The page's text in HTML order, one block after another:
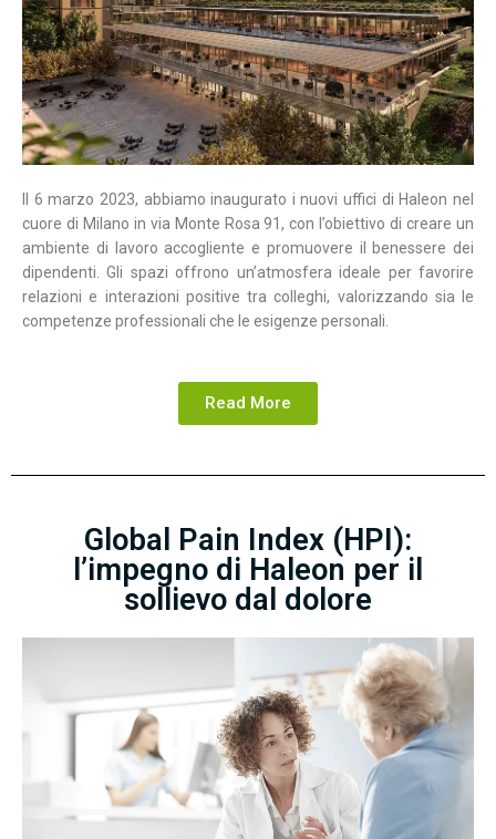
Il 6 marzo 2023, abbiamo inaugurato i nuovi uffici di Haleon nel
cuore di Milano in via Monte Rosa 91, con l’obiettivo di creare un
ambiente di lavoro accogliente e promuovere il benessere dei
dipendenti. Gli spazi offrono un’atmosfera ideale per favorire
relazioni e interazioni positive tra colleghi, valorizzando sia le
competenze professionali che le esigenze personali.
Read More
Global Pain Index (HPI):
l’impegno di Haleon per il
sollievo dal dolore